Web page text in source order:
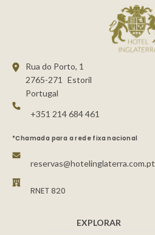
Rua do Porto, 1
2765-271
Estoril
Portugal
+351 214 684 461
*Chamada para a rede fixa nacional
reservas@hotelinglaterra.com.pt
RNET 820
EXPLORAR